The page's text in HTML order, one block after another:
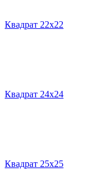
Квадрат 22х22
Квадрат 24х24
Квадрат 25х25